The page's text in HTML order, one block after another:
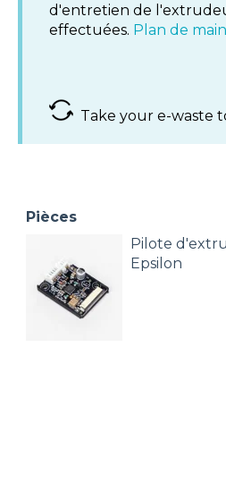
d'entretien de
effectuées. Plan de
Take your e-waste
Pièces
Pilote
Epsilon